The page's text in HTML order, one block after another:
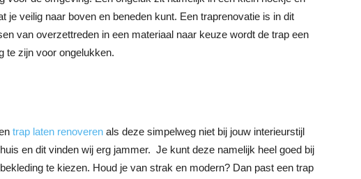
je veilig naar boven en beneden kunt. Een traprenovatie is in dit
van overzettreden in een materiaal naar keuze wordt de trap een
te zijn voor ongelukken.
trap laten renoveren als deze simpelweg niet bij jouw interieurstijl
en dit vinden wij erg jammer. Je kunt deze namelijk heel goed bij
te kiezen. Houd je van strak en modern? Dan past een trap